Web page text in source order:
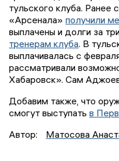
тульского клуба. Ранее
«Арсенала» получили
выплачены и долги за
тренерам клуба. В
выплачивалась с
рассматривали
Хабаровск». Сам
Добавим также, что
смогут выступать в
Автор:
Матосова